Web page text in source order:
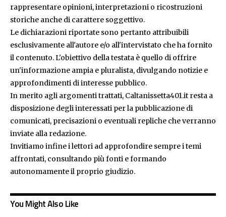
rappresentare opinioni, interpretazioni o ricostruzioni
storiche anche di carattere soggettivo.
Le dichiarazioni riportate sono pertanto attribuibili
esclusivamente all'autore e/o all'intervistato che ha fornito
il contenuto. L'obiettivo della testata è quello di offrire
un'informazione ampia e pluralista, divulgando notizie e
approfondimenti di interesse pubblico.
In merito agli argomenti trattati, Caltanissetta401.it resta a
disposizione degli interessati per la pubblicazione di
comunicati, precisazioni o eventuali repliche che verranno
inviate alla redazione.
Invitiamo infine i lettori ad approfondire sempre i temi
affrontati, consultando più fonti e formando
autonomamente il proprio giudizio.
You Might Also Like